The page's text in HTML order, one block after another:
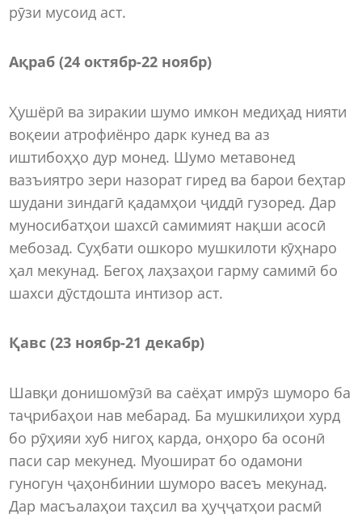
рӯзи мусоид аст.
Ақраб (24 октябр-22 ноябр)
Ҳушёрӣ ва зиракии шумо имкон медиҳад нияти
воқеии атрофиёнро дарк кунед ва аз
иштибоҳҳо дур монед. Шумо метавонед
вазъиятро зери назорат гиред ва барои беҳтар
шудани зиндагӣ қадамҳои ҷиддӣ гузоред. Дар
муносибатҳои шахсӣ самимият нақши асосӣ
мебозад. Суҳбати ошкоро мушкилоти кӯҳнаро
ҳал мекунад. Бегоҳ лаҳзаҳои гарму самимӣ бо
шахси дӯстдошта интизор аст.
Қавс (23 ноябр-21 декабр)
Шавқи донишомӯзӣ ва саёҳат имрӯз шуморо ба
таҷрибаҳои нав мебарад. Ба мушкилиҳои хурд
бо рӯҳияи хуб нигоҳ карда, онҳоро ба осонӣ
паси сар мекунед. Муошират бо одамони
гуногун ҷаҳонбинии шуморо васеъ мекунад.
Дар масъалаҳои таҳсил ва ҳуҷҷатҳои расмӣ